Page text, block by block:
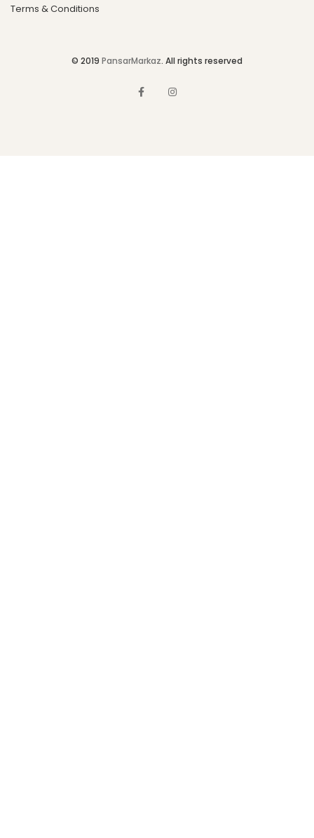
Terms & Conditions
© 2019 PansarMarkaz. All rights reserved